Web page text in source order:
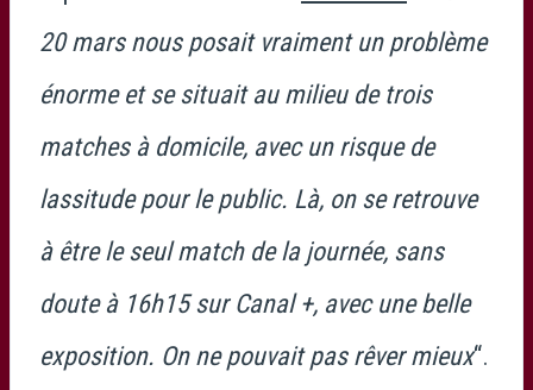
20 mars nous posait vraiment un problème
énorme et se situait au milieu de trois
matches à domicile, avec un risque de
lassitude pour le public. Là, on se retrouve
à être le seul match de la journée, sans
doute à 16h15 sur Canal +, avec une belle
exposition. On ne pouvait pas rêver mieux“.